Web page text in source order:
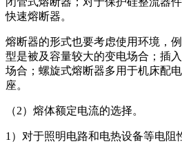
快速熔断器。
熔断器的形式也要考虑使用环境，
型是被及容量较大的变电场合；插
场合；螺旋式熔断器多用于机床配
座。
（2）熔体额定电流的选择。
1）对于照明电路和电热设备等电阻